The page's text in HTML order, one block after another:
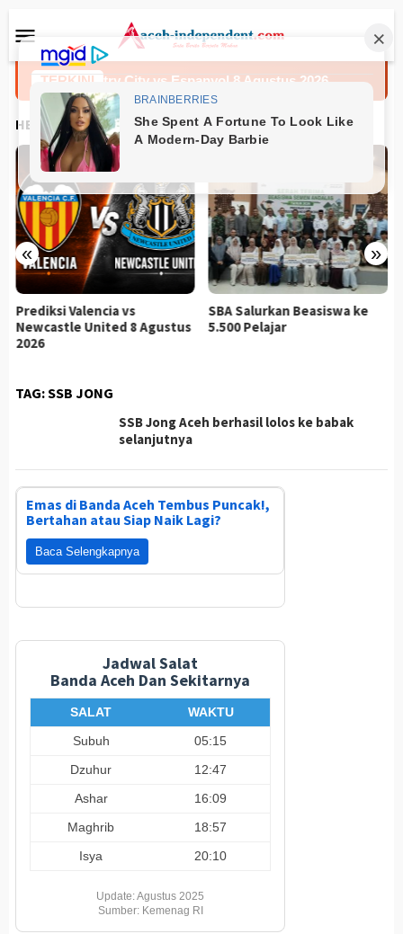
ke
kontenMobile
TERKINI
Coventry City vs Espanyol 8 Agustus 2026
HEADLINES
« »
Prediksi Valencia vs
Newcastle United 8 Agustus
2026
SBA Salurkan Beasiswa ke
5.500 Pelajar
TAG:SSB JONG
SSB Jong Aceh berhasil lolos ke babak
selanjutnya
Emas di Banda Aceh Tembus Puncak!,
Bertahan atau Siap Naik Lagi?
Baca Selengkapnya
Jadwal Salat
Banda Aceh Dan Sekitarnya
SALAT
WAKTU
Subuh
05:15
Dzuhur
12:47
Ashar
16:09
Maghrib
18:57
Isya
20:10
Update: Agustus 2025
Sumber: Kemenag RI